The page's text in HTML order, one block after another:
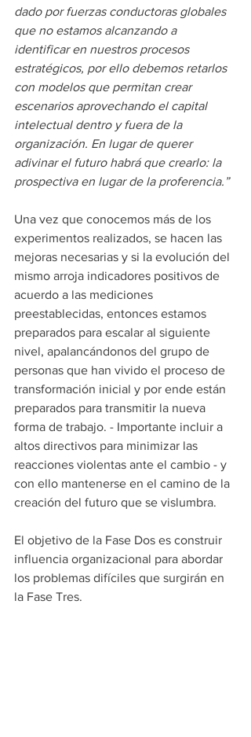
dado por fuerzas conductoras globales
que no estamos alcanzando a
identificar en nuestros procesos
estratégicos, por ello debemos retarlos
con modelos que permitan crear
escenarios aprovechando el capital
intelectual dentro y fuera de la
organización. En lugar de querer
adivinar el futuro habrá que crearlo: la
prospectiva en lugar de la proferencia.”
Una vez que conocemos más de los
experimentos realizados, se hacen las
mejoras necesarias y si la evolución del
mismo arroja indicadores positivos de
acuerdo a las mediciones
preestablecidas, entonces estamos
preparados para escalar al siguiente
nivel, apalancándonos del grupo de
personas que han vivido el proceso de
transformación inicial y por ende están
preparados para transmitir la nueva
forma de trabajo. - Importante incluir a
altos directivos para minimizar las
reacciones violentas ante el cambio - y
con ello mantenerse en el camino de la
creación del futuro que se vislumbra.
El objetivo de la Fase Dos es construir
influencia organizacional para abordar
los problemas difíciles que surgirán en
la Fase Tres.